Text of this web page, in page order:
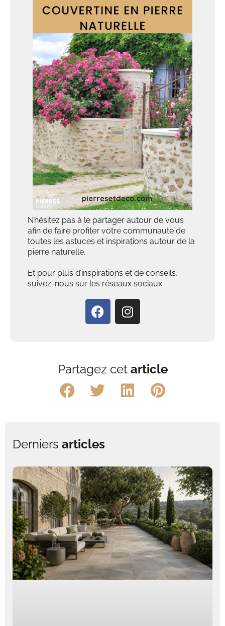
N’hésitez pas à le partager autour de vous
afin de faire profiter votre communauté de
toutes les astuces et inspirations autour de la
pierre naturelle.
Et pour plus d’inspirations et de conseils,
suivez-nous sur les réseaux sociaux :
Partagez cet article
Derniers articles